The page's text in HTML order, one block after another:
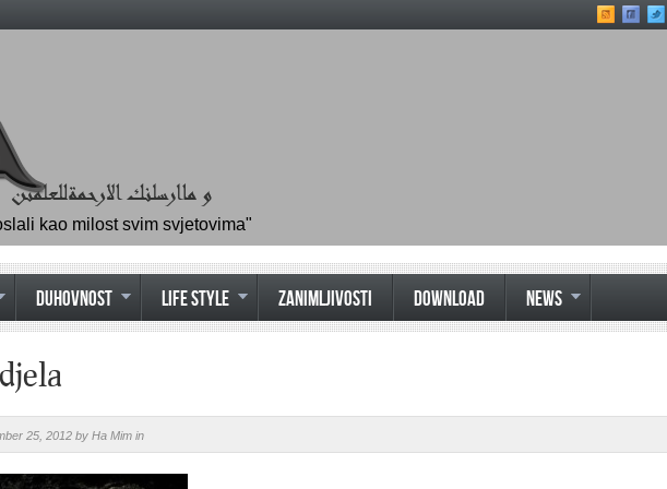
kao milost svim svjetovima"
DUHOVNOST LIFE STYLE ZANIMLJIVOSTI DOWNLOAD NEWS
25, 2012 by Ha Mim in